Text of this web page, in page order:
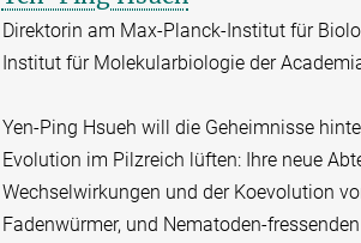
Direktorin am Max-Planck-Institut für
Institut für Molekularbiologie der
Yen-Ping Hsueh will die Geheimnisse
Evolution im Pilzreich lüften: Ihre neue
Wechselwirkungen und der Koevolution
Fadenwürmer, und Nematoden-